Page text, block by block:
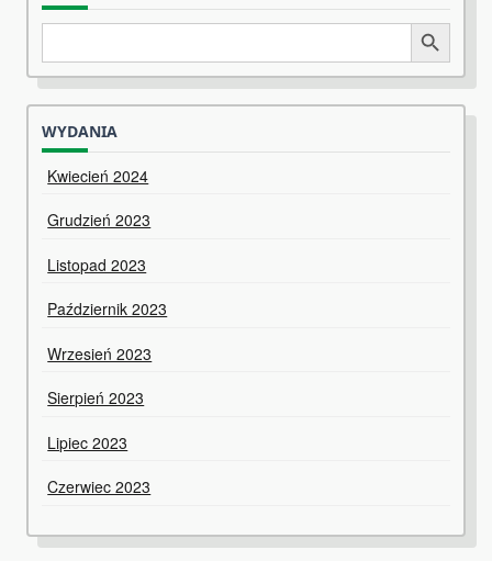
Search
Search Button
WYDANIA
Kwiecień 2024
Grudzień 2023
Listopad 2023
Październik 2023
Wrzesień 2023
Sierpień 2023
Lipiec 2023
Czerwiec 2023